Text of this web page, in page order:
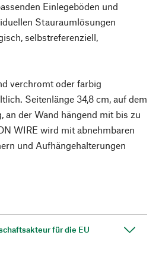
Einlegeböden und
Stauraumlösungen
selbstreferenziell,
verchromt oder farbig
Seitenlänge 34,8 cm, auf dem
an der Wand hängend mit bis zu
WIRE wird mit abnehmbaren
und Aufhängehalterungen
für die EU